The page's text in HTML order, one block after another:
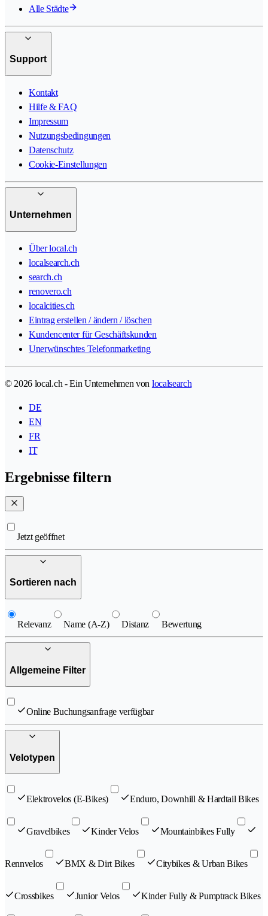
Alle Städte
Support
Kontakt
Hilfe & FAQ
Impressum
Nutzungsbedingungen
Datenschutz
Cookie-Einstellungen
Unternehmen
Über local.ch
localsearch.ch
search.ch
renovero.ch
localcities.ch
Eintrag erstellen / ändern / löschen
Kundencenter für Geschäftskunden
Unerwünschtes Telefonmarketing
© 2026 local.ch - Ein Unternehmen von localsearch
DE
EN
FR
IT
Ergebnisse filtern
Jetzt geöffnet
Sortieren nach
Relevanz Name (A-Z) Distanz Bewertung
Allgemeine Filter
Online Buchungsanfrage verfügbar
Velotypen
Elektrovelos (E-Bikes) Enduro, Downhill & Hardtail Bikes
Gravelbikes Kinder Velos Mountainbikes Fully
Rennvelos BMX & Dirt Bikes Citybikes & Urban Bikes
Crossbikes Junior Velos Kinder Fully & Pumptrack Bikes